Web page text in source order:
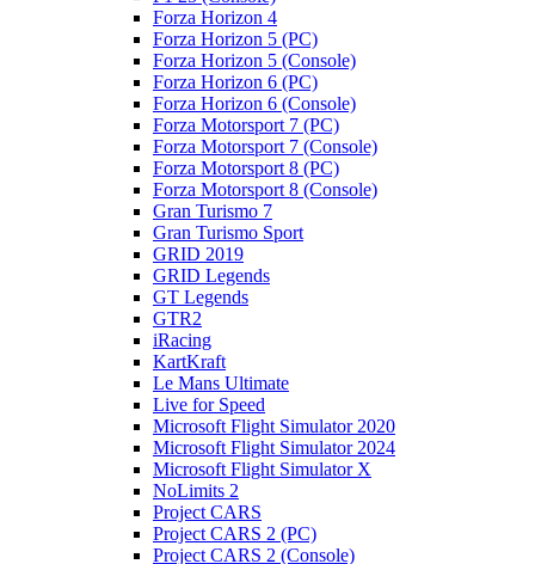
Forza Horizon 4
Forza Horizon 5 (PC)
Forza Horizon 5 (Console)
Forza Horizon 6 (PC)
Forza Horizon 6 (Console)
Forza Motorsport 7 (PC)
Forza Motorsport 7 (Console)
Forza Motorsport 8 (PC)
Forza Motorsport 8 (Console)
Gran Turismo 7
Gran Turismo Sport
GRID 2019
GRID Legends
GT Legends
GTR2
iRacing
KartKraft
Le Mans Ultimate
Live for Speed
Microsoft Flight Simulator 2020
Microsoft Flight Simulator 2024
Microsoft Flight Simulator X
NoLimits 2
Project CARS
Project CARS 2 (PC)
Project CARS 2 (Console)